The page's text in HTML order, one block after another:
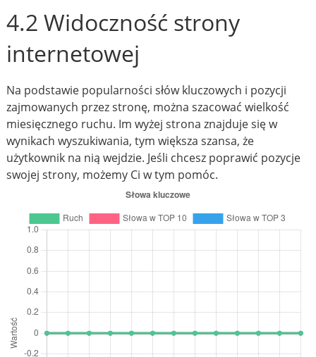
4.2 Widoczność strony
internetowej
Na podstawie popularności słów kluczowych i pozycji
zajmowanych przez stronę, można szacować wielkość
miesięcznego ruchu. Im wyżej strona znajduje się w
wynikach wyszukiwania, tym większa szansa, że
użytkownik na nią wejdzie. Jeśli chcesz poprawić pozycje
swojej strony, możemy Ci w tym pomóc.